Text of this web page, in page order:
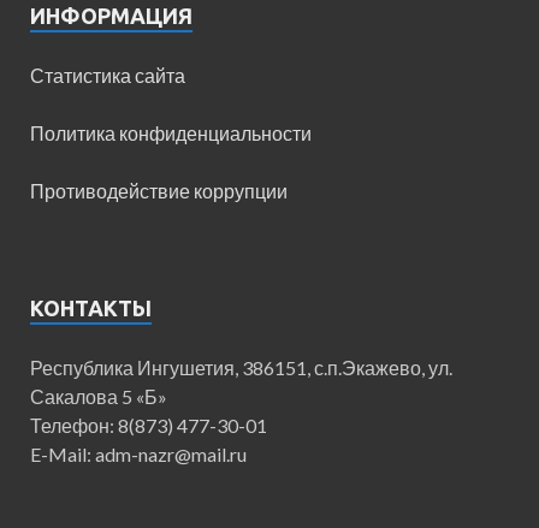
ИНФОРМАЦИЯ
Статистика сайта
Политика конфиденциальности
Противодействие коррупции
КОНТАКТЫ
Республика Ингушетия, 386151, с.п.Экажево, ул.
Сакалова 5 «Б»
Телефон: 8(873) 477-30-01
E-Mail: adm-nazr@mail.ru